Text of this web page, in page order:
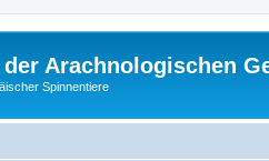
Arachnologischen
Spinnentiere